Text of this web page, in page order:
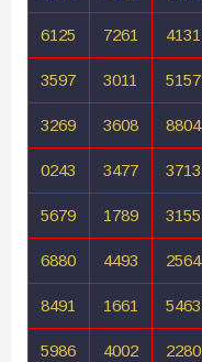
6125 7261 4131
3597 3011 5157
3269 3608 8804
0243 3477 3713
5679 1789 3155
6880 4493 2564
8491 1661 5463
5986 4002 2280